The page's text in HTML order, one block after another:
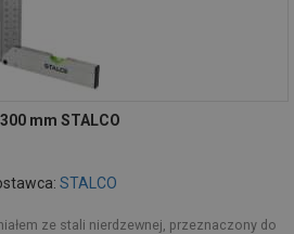
mm STALCO
STALCO
ze stali nierdzewnej, przeznaczony do